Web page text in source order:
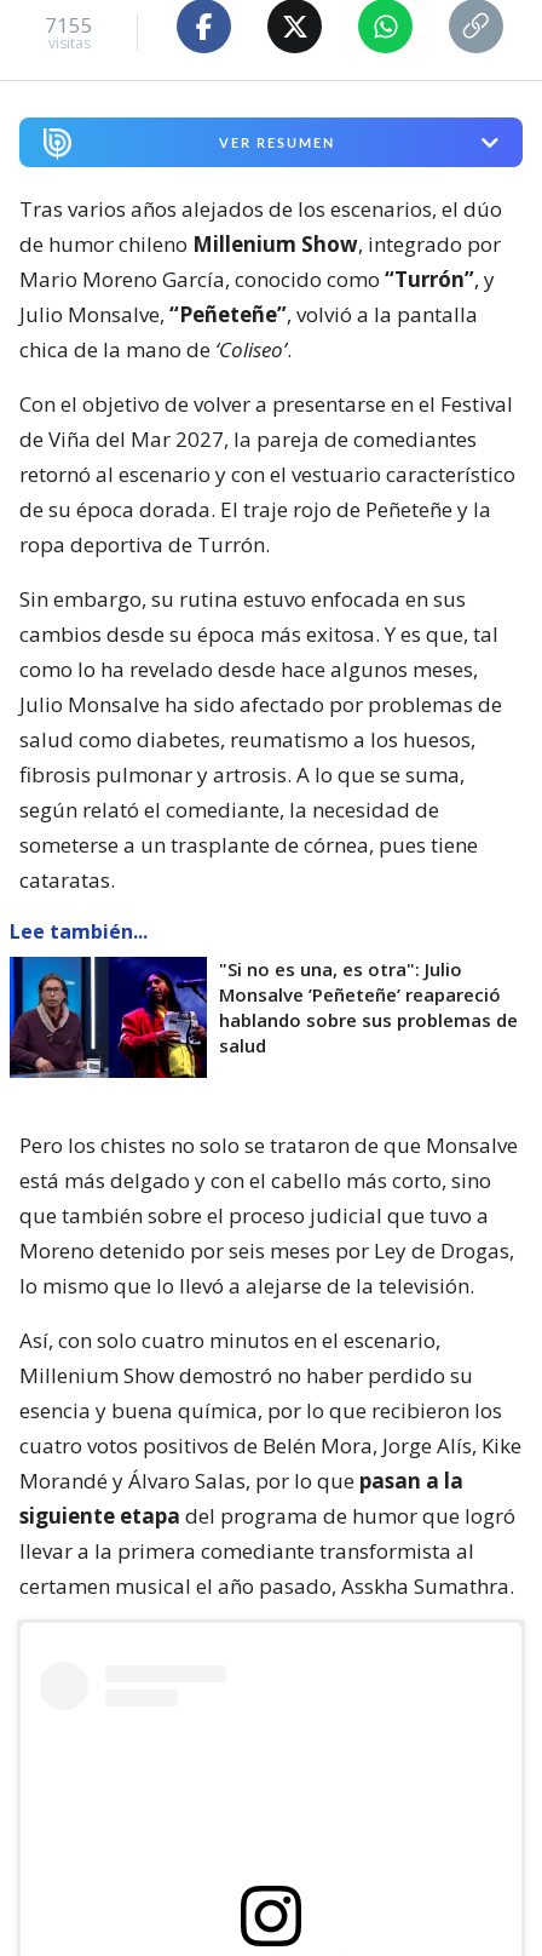
7155
visitas
VER RESUMEN
Tras varios años alejados de los escenarios, el dúo
de humor chileno Millenium Show, integrado por
Mario Moreno García, conocido como “Turrón”, y
Julio Monsalve, “Peñeteñe”, volvió a la pantalla
chica de la mano de ‘Coliseo’.
Con el objetivo de volver a presentarse en el Festival
de Viña del Mar 2027, la pareja de comediantes
retornó al escenario y con el vestuario característico
de su época dorada. El traje rojo de Peñeteñe y la
ropa deportiva de Turrón.
Sin embargo, su rutina estuvo enfocada en sus
cambios desde su época más exitosa. Y es que, tal
como lo ha revelado desde hace algunos meses,
Julio Monsalve ha sido afectado por problemas de
salud como diabetes, reumatismo a los huesos,
fibrosis pulmonar y artrosis. A lo que se suma,
según relató el comediante, la necesidad de
someterse a un trasplante de córnea, pues tiene
cataratas.
Lee también...
"Si no es una, es otra": Julio
Monsalve ’Peñeteñe’ reapareció
hablando sobre sus problemas de
salud
Pero los chistes no solo se trataron de que Monsalve
está más delgado y con el cabello más corto, sino
que también sobre el proceso judicial que tuvo a
Moreno detenido por seis meses por Ley de Drogas,
lo mismo que lo llevó a alejarse de la televisión.
Así, con solo cuatro minutos en el escenario,
Millenium Show demostró no haber perdido su
esencia y buena química, por lo que recibieron los
cuatro votos positivos de Belén Mora, Jorge Alís, Kike
Morandé y Álvaro Salas, por lo que pasan a la
siguiente etapa del programa de humor que logró
llevar a la primera comediante transformista al
certamen musical el año pasado, Asskha Sumathra.